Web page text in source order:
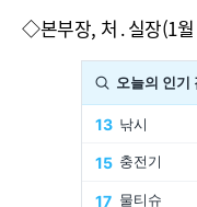
◇본부장, 처․실장(1